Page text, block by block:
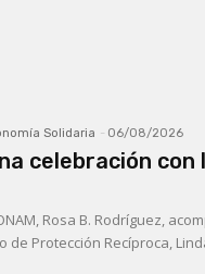
Solidaria - 06/08/2026
celebración con
Rosa B. Rodríguez,
de Protección Recíproca,